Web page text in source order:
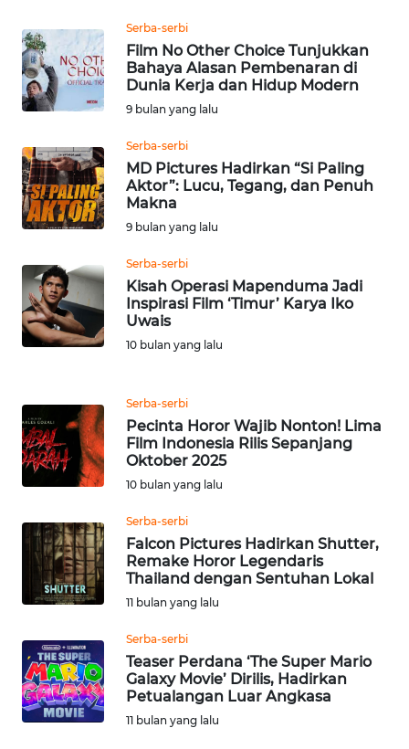
Serba-serbi
Film No Other Choice Tunjukkan
Bahaya Alasan Pembenaran di
Dunia Kerja dan Hidup Modern
9 bulan yang lalu
Serba-serbi
MD Pictures Hadirkan “Si Paling
Aktor”: Lucu, Tegang, dan Penuh
Makna
9 bulan yang lalu
Serba-serbi
Kisah Operasi Mapenduma Jadi
Inspirasi Film ‘Timur’ Karya Iko
Uwais
10 bulan yang lalu
Serba-serbi
Pecinta Horor Wajib Nonton! Lima
Film Indonesia Rilis Sepanjang
Oktober 2025
10 bulan yang lalu
Serba-serbi
Falcon Pictures Hadirkan Shutter,
Remake Horor Legendaris
Thailand dengan Sentuhan Lokal
11 bulan yang lalu
Serba-serbi
Teaser Perdana ‘The Super Mario
Galaxy Movie’ Dirilis, Hadirkan
Petualangan Luar Angkasa
11 bulan yang lalu
Wahana
News
Regional
WN
WN
JAKARTA
JABAR
WN
BANTEN
NTT
WN
KEPRI
WN
PAPUA
WN
PAPUA
WN
RIAU